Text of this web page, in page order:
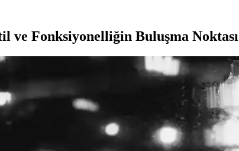
ve Fonksiyonelliğin Buluşma Noktası